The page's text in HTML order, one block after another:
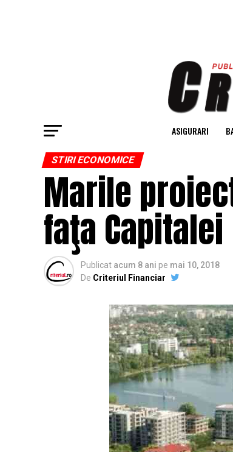
ASIGURARI
STIRI ECONOMICE
Marile
faţa Capitalei
Publicat acum 8 ani pe mai 10, 2018
De Criteriul Financiar